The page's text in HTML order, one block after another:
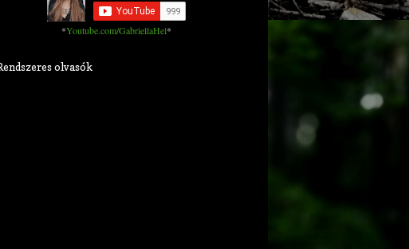
*Youtube.com/GabriellaHel*
olvasók